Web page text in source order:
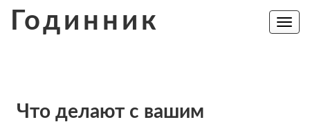
Годинник
Toggle
Что делают с вашим